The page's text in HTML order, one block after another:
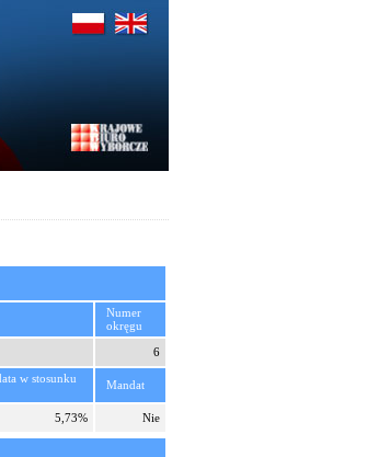
Numer
okręgu
6
w stosunku
Mandat
5,73% Nie